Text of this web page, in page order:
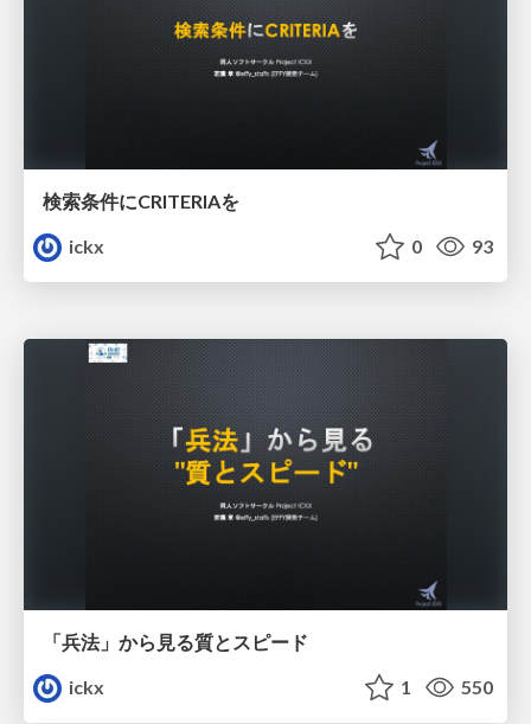
検索条件にCRITERIAを
ickx
0 93
「兵法」から見る質とスピード
ickx
1 550